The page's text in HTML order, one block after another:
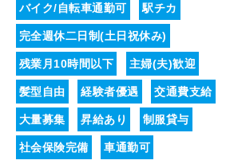
バイク/自転車通勤可 駅チカ
完全週休二日制(土日祝休み)
残業月10時間以下 主婦(夫)歓迎
髪型自由 経験者優遇 交通費支給
大量募集 昇給あり 制服貸与
社会保険完備 車通勤可